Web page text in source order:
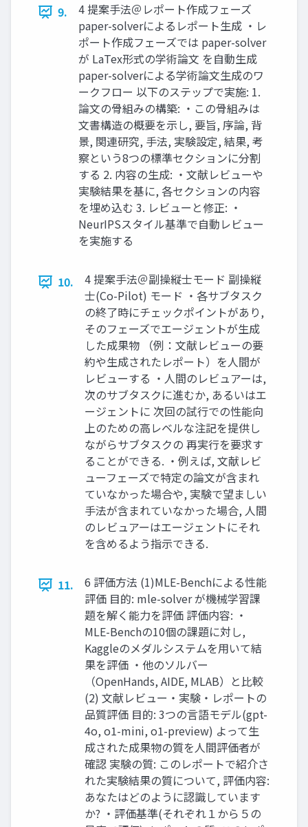
9.
4 提案手法＠レポート作成フェーズ
paper-solverによるレポート生成 ・レ
ポート作成フェーズでは paper-solver
が LaTex形式の学術論文 を自動生成
paper-solverによる学術論文生成のワ
ークフロー 以下のステップで実施: 1.
論文の骨組みの構築: ・この骨組みは
文書構造の概要を示し, 要旨, 序論, 背
景, 関連研究, 手法, 実験設定, 結果, 考
察という8つの標準セクションに分割
する 2. 内容の生成: ・文献レビューや
実験結果を基に, 各セクションの内容
を埋め込む 3. レビューと修正: ・
NeurIPSスタイル基準で自動レビュー
を実施する
10.
4 提案手法＠副操縦士モード 副操縦
士(Co-Pilot) モード ・各サブタスク
の終了時にチェックポイントがあり,
そのフェーズでエージェントが生成
した成果物 （例：文献レビューの要
約や生成されたレポート）を人間が
レビューする ・人間のレビュアーは,
次のサブタスクに進むか, あるいはエ
ージェントに 次回の試行での性能向
上のための高レベルな注記を提供し
ながらサブタスクの 再実行を要求す
ることができる. ・例えば, 文献レビ
ューフェーズで特定の論文が含まれ
ていなかった場合や, 実験で望ましい
手法が含まれていなかった場合, 人間
のレビュアーはエージェントにそれ
を含めるよう指示できる.
11.
6 評価方法 (1)MLE-Benchによる性能
評価 目的: mle-solver が機械学習課
題を解く能力を評価 評価内容: ・
MLE-Benchの10個の課題に対し,
Kaggleのメダルシステムを用いて結
果を評価 ・他のソルバー
（OpenHands, AIDE, MLAB）と比較
(2) 文献レビュー・実験・レポートの
品質評価 目的: 3つの言語モデル(gpt-
4o, o1-mini, o1-preview) よって生
成された成果物の質を人間評価者が
確認 実験の質: このレポートで紹介さ
れた実験結果の質について, 評価内容:
あなたはどのように認識しています
か? ・評価基準(それぞれ１から５の